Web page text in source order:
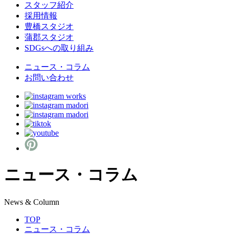
スタッフ紹介
採用情報
豊橋スタジオ
蒲郡スタジオ
SDGsへの取り組み
ニュース・コラム
お問い合わせ
ニュース・コラム
News & Column
TOP
ニュース・コラム